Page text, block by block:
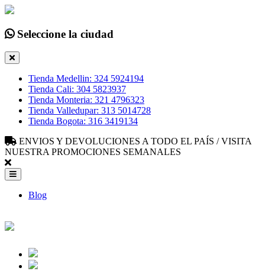
Seleccione la ciudad
Tienda Medellin: 324 5924194
Tienda Cali: 304 5823937
Tienda Monteria: 321 4796323
Tienda Valledupar: 313 5014728
Tienda Bogota: 316 3419134
ENVIOS Y DEVOLUCIONES A TODO EL PAÍS / VISITA
NUESTRA PROMOCIONES SEMANALES
Blog